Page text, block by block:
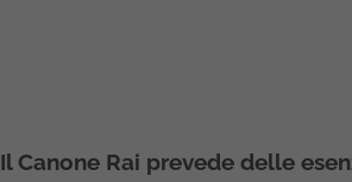
Il Canone Rai prevede delle